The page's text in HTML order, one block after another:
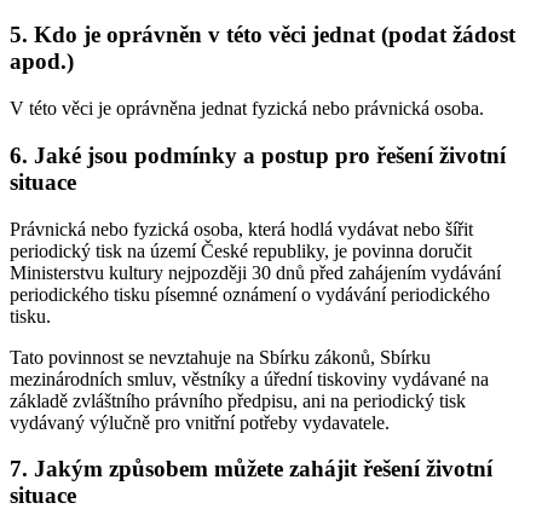
5. Kdo je oprávněn v této věci jednat (podat žádost
apod.)
V této věci je oprávněna jednat fyzická nebo právnická osoba.
6. Jaké jsou podmínky a postup pro řešení životní
situace
Právnická nebo fyzická osoba, která hodlá vydávat nebo šířit
periodický tisk na území České republiky, je povinna doručit
Ministerstvu kultury nejpozději 30 dnů před zahájením vydávání
periodického tisku písemné oznámení o vydávání periodického
tisku.
Tato povinnost se nevztahuje na Sbírku zákonů, Sbírku
mezinárodních smluv, věstníky a úřední tiskoviny vydávané na
základě zvláštního právního předpisu, ani na periodický tisk
vydávaný výlučně pro vnitřní potřeby vydavatele.
7. Jakým způsobem můžete zahájit řešení životní
situace